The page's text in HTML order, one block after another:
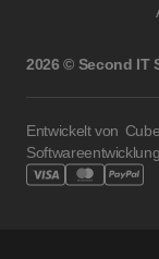
2026 © Second IT
Entwickelt von